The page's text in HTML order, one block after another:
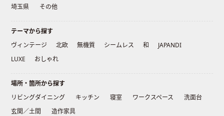
埼玉県
その他
テーマから探す
ヴィンテージ
北欧 無機質 シームレス 和
JAPANDI
LUXE
おしゃれ
場所・箇所から探す
リビングダイニング
キッチン 寝室 ワークスペース
洗面台
玄関／土間
造作家具